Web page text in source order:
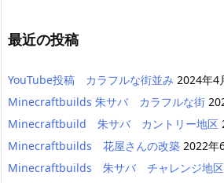
最近の投稿
YouTube投稿 カラフルな街並み 2024年4
Minecraftbuilds 朱サバ カラフルな街
Minecraftbuild 朱サバ カントリー地区
Minecraftbuilds 花屋さんの改築 2022年
Minecraftbuilds 朱サバ チャレンジ地区